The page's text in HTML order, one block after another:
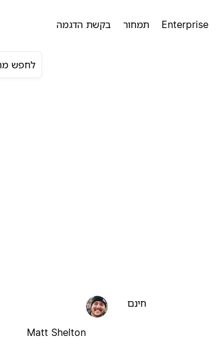
Enterprise תמחור בקשת הדגמה
חינם
Matt Shelton